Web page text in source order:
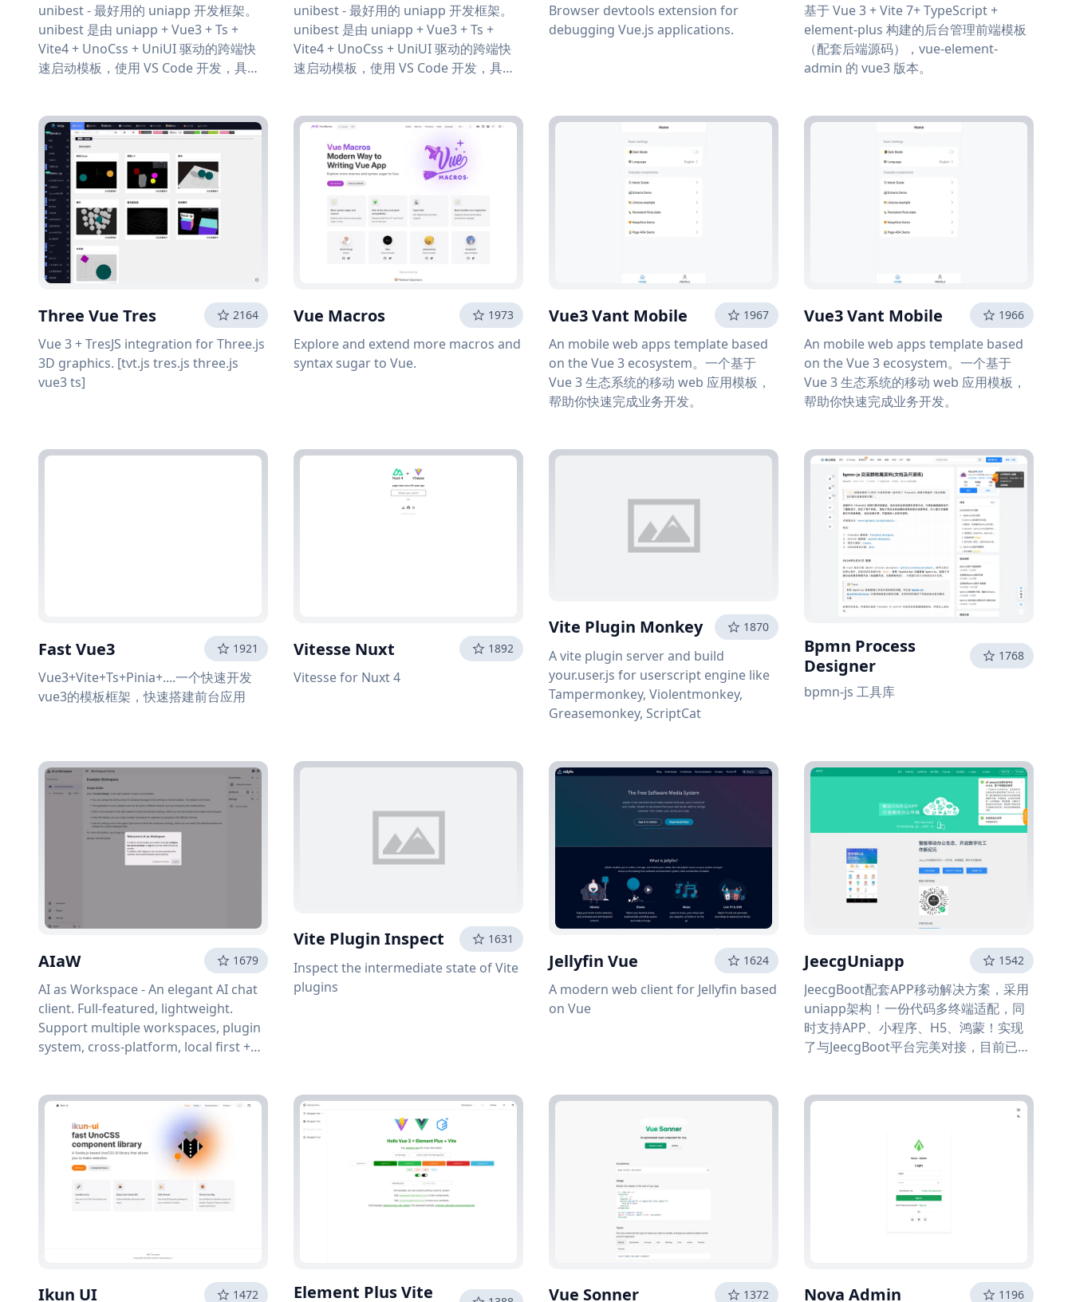
unibest - 最好用的 uniapp 开发框架。
unibest 是由 uniapp + Vue3 + Ts +
Vite4 + UnoCss + UniUI 驱动的跨端快
速启动模板，使用 VS Code 开发，具有
用的基本组件，开箱即用，让你编写
uniapp 拥有 best 体验。
unibest - 最好用的 uniapp 开发框架。
unibest 是由 uniapp + Vue3 + Ts +
Vite4 + UnoCss + UniUI 驱动的跨端快
速启动模板，使用 VS Code 开发，具有
用的基本组件，开箱即用，让你编写
uniapp 拥有 best 体验。
Browser devtools extension for
debugging Vue.js applications.
基于 Vue 3 + Vite 7+ TypeScript +
element-plus 构建的后台管理前端模板
（配套后端源码），vue-element-
admin 的 vue3 版本。
Three Vue Tres 2164
Vue 3 + TresJS integration for Three.js
3D graphics. [tvt.js tres.js three.js
vue3 ts]
Vue Macros 1973
Explore and extend more macros and
syntax sugar to Vue.
Vue3 Vant Mobile 1967
An mobile web apps template based
on the Vue 3 ecosystem。一个基于
Vue 3 生态系统的移动 web 应用模板，
帮助你快速完成业务开发。
Vue3 Vant Mobile 1966
An mobile web apps template based
on the Vue 3 ecosystem。一个基于
Vue 3 生态系统的移动 web 应用模板，
帮助你快速完成业务开发。
Fast Vue3 1921
Vue3+Vite+Ts+Pinia+....一个快速开发
vue3的模板框架，快速搭建前台应用
Vitesse Nuxt 1892
Vitesse for Nuxt 4
Vite Plugin Monkey 1870
A vite plugin server and build
your.user.js for userscript engine like
Tampermonkey, Violentmonkey,
Greasemonkey, ScriptCat
Bpmn Process
Designer
1768
bpmn-js 工具库
AIaW 1679
AI as Workspace - An elegant AI chat
client. Full-featured, lightweight.
Support multiple workspaces, plugin
system, cross-platform, local first +
Vite Plugin Inspect 1631
Inspect the intermediate state of Vite
plugins
Jellyfin Vue 1624
A modern web client for Jellyfin based
on Vue
JeecgUniapp 1542
JeecgBoot配套APP移动解决方案，采用
uniapp架构！一份代码多终端适配，同
时支持APP、小程序、H5、鸿蒙！实现
了与JeecgBoot平台完美对接，目前已经
Ikun UI 1472
Element Plus Vite
Vue Sonner 1372 Nova Admin 1196